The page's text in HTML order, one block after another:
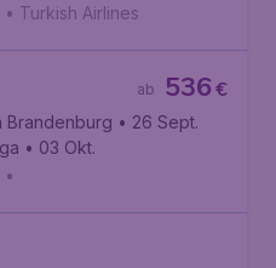
• Turkish Airlines
€
536
ab
Brandenburg • 26 Sept.
• 03 Okt.
•